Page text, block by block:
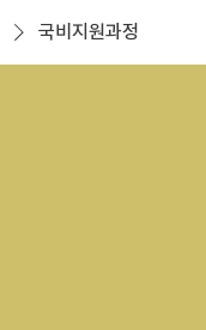
국비지원과정